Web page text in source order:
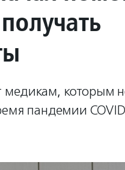
которым
пандемии